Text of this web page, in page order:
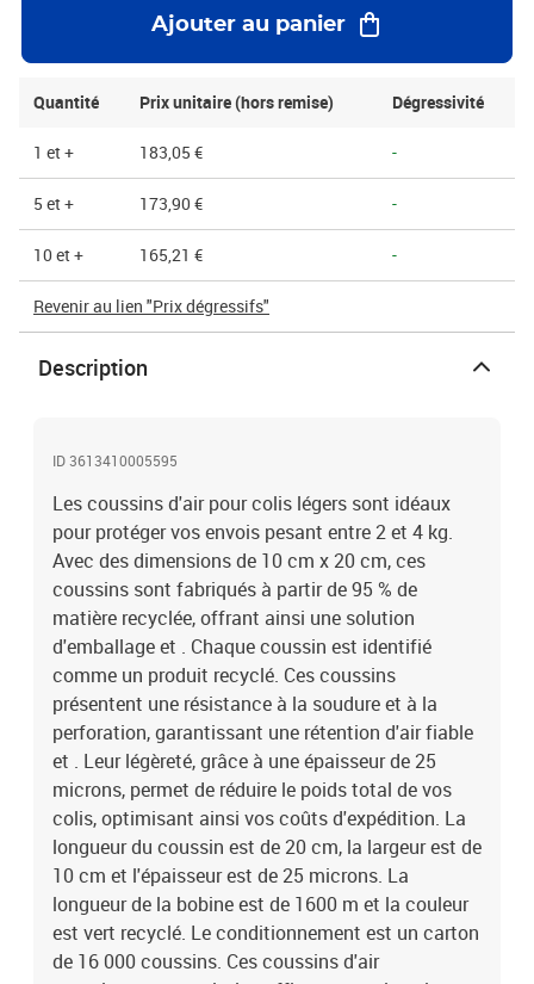
un impact al réduit, une résistance élevée pour une protection
fiable, et une légèreté pour minimiser les coûts d'expédition. Il est
recommandé d'utiliser ces coussins pour le calage de produits
endroit sec et à l’abri de la lumière directe pour préserver la qualité
Ajouter au panier
Quantité Prix unitaire (hors remise) Dégressivité
1 et + 183,05 € -
5 et + 173,90 € -
10 et + 165,21 € -
Revenir au lien "Prix dégressifs"
Description
ID 3613410005595
Les coussins d'air pour colis légers sont idéaux
pour protéger vos envois pesant entre 2 et 4 kg.
Avec des dimensions de 10 cm x 20 cm, ces
coussins sont fabriqués à partir de 95 % de
matière recyclée, offrant ainsi une solution
d'emballage et . Chaque coussin est identifié
comme un produit recyclé. Ces coussins
présentent une résistance à la soudure et à la
perforation, garantissant une rétention d'air fiable
et . Leur légèreté, grâce à une épaisseur de 25
microns, permet de réduire le poids total de vos
colis, optimisant ainsi vos coûts d'expédition. La
longueur du coussin est de 20 cm, la largeur est de
10 cm et l'épaisseur est de 25 microns. La
longueur de la bobine est de 1600 m et la couleur
est vert recyclé. Le conditionnement est un carton
de 16 000 coussins. Ces coussins d'air